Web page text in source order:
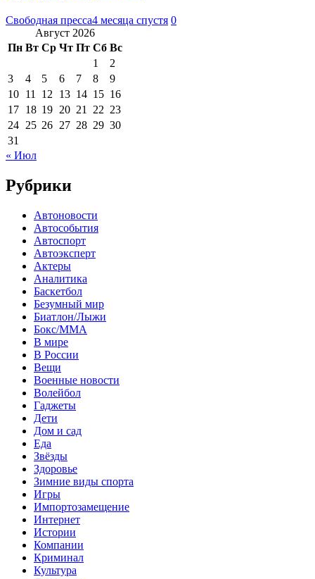
Свободная пресса4 месяца спустя 0
Август 2026
Пн Вт Ср Чт Пт Сб Вс
1
2
3
4 5 6 7 8
9
10 11 12 13 14 15 16
17 18 19 20 21 22 23
24 25 26 27 28 29 30
31
« Июл
Рубрики
Автоновости
Автособытия
Автоспорт
Автоэксперт
Актеры
Аналитика
Баскетбол
Безумный мир
Биатлон/Лыжи
Бокс/MMA
В мире
В России
Вещи
Военные новости
Волейбол
Гаджеты
Дети
Дом и сад
Еда
Звёзды
Здоровье
Зимние виды спорта
Игры
Импортозамещение
Интернет
Истории
Компании
Криминал
Культура